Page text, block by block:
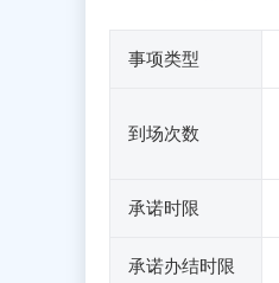
事项类型
到场次数
承诺时限
承诺办结时限